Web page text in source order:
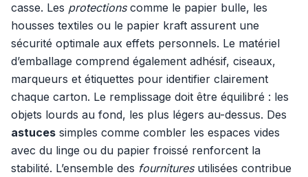
casse. Les protectionscomme le papier bulle, les
housses textiles ou le papier kraft assurent une
sécurité optimale aux effets personnels. Le matériel
d’emballage comprend également adhésif, ciseaux,
marqueurs et étiquettes pour identifier clairement
chaque carton. Le remplissage doit être équilibré : les
objets lourds au fond, les plus légers au-dessus. Des
astuces simples comme combler les espaces vides
avec du linge ou du papier froissé renforcent la
stabilité. L’ensemble des fournituresutilisées contribue